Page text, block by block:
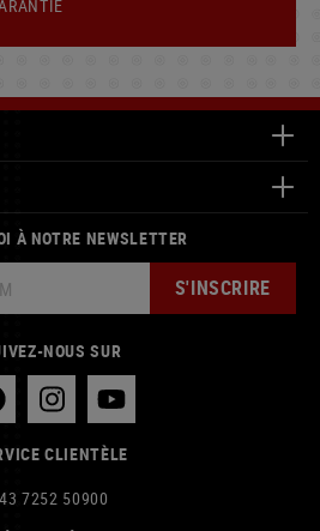
À NOTRE NEWSLETTER
S'INSCRIRE
NOUS SUR
CLIENTÈLE
7252 50900